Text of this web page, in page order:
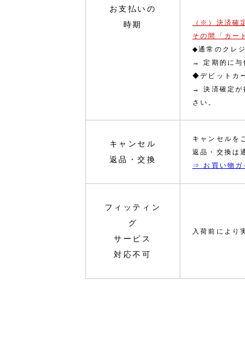
お支払いの
時期
（※）決済確
その間「カー
◆通常のクレ
→ 定期的に与
◆デビットカ
→ 決済確定が
さい。
キャンセル
返品・交換
キャンセルを
返品・交換は
⇒ お買い物ガ
フィッティン
グ
サービス
対応不可
入荷前により